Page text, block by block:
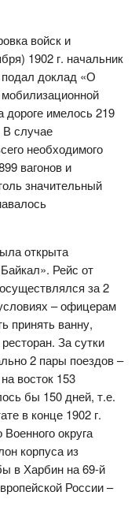
войск и
1902 г. начальник
подал доклад «О
дороге имелось 219
В случае
необходимого
вагонов и
значительный
открыта
Рейс от
за 2
– офицерам
принять ванну,
За сутки
2 пары поездов –
восток 153
бы 150 дней, т.е.
в конце 1902 г.
округа
корпуса из
в Харбин на 69-й
России –